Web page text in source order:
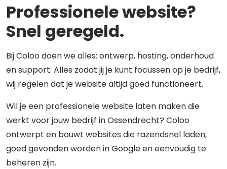
Professionele website?
Snel geregeld.
Bij Coloo doen we alles: ontwerp, hosting, onderhoud
en support. Alles zodat jij je kunt focussen op je bedrijf,
wij regelen dat je website altijd goed functioneert.
Wil je een professionele website laten maken die
werkt voor jouw bedrijf in Ossendrecht? Coloo
ontwerpt en bouwt websites die razendsnel laden,
goed gevonden worden in Google en eenvoudig te
beheren zijn.